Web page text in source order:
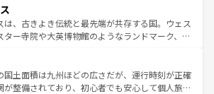
ラベンダー畑など、多彩な楽しみ方が可能だ。さ
リ以外の地域にも魅力が溢れており、どの街角に
歴史と文化が息づいている。パリ以外の個性あふ
てほしい。
この国は、どこを歩いても飽きることがない。ベ
文化的活気、バイエルン州のアルプスの絶景、そ
ン川沿いのワイン畑といった風景は必見。ビール
きな人にはぜひ体験してほしい。 なお、新着の
報はコンテンツ一覧を参照してほしい。
は、古きよき伝統と最先端が共存する国。ウェス
ター寺院や大英博物館のようなランドマーク、歴
に異なる魅力がある。また、優雅なアフタヌーン
ビール好きにはたまらない英国パブ、サッカー観
本場だからこそできる体験も豊富。イギリスを旅
国土面積は九州ほどの広さだが、運行時刻が正確
が整備されており、初心者でも安心して個人旅行